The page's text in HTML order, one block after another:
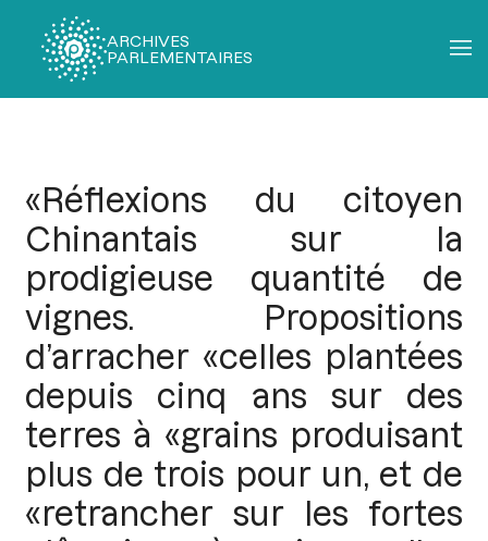
ARCHIVES
PARLEMENTAIRES
«Réflexions du citoyen
Chinantais sur la
prodigieuse quantité de
vignes. Propositions
d’arracher «celles plantées
depuis cinq ans sur des
terres à «grains produisant
plus de trois pour un, et de
«retrancher sur les fortes